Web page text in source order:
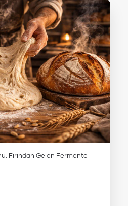
Fırından Gelen Fermente